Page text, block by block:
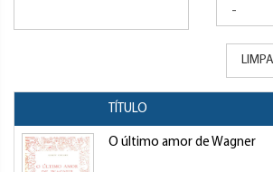
TÍTULO
O último amor de Wagner